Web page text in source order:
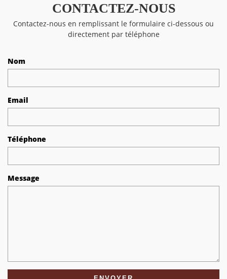
CONTACTEZ-NOUS
Contactez-nous en remplissant le formulaire ci-dessous ou
directement par téléphone
Nom
Email
Téléphone
Message